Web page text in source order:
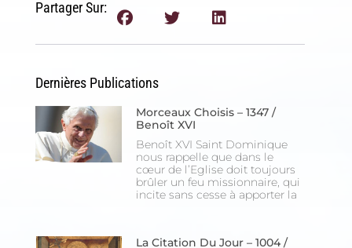
Partager Sur:
Dernières Publications
Morceaux Choisis – 1347 /
Benoît XVI
Benoît XVI Saint Dominique
nous rappelle que dans le
cœur de l’Eglise doit toujours
brûler un feu missionnaire, qui
incite sans cesse à apporter la
La Citation Du Jour – 1004 /